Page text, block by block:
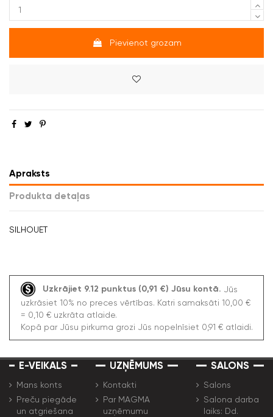
Pievienot grozam
Apraksts
Produkta detaļas
SILHOUET
Uzkrājiet 9.12 punktus (0,91 €) Jūsu kontā. Jūs
uzkrāsiet 10% no preces vērtības. Katri samaksāti 10,00 €
= 0,10 € uzkrāta atlaide.
Kopā par Jūsu pirkuma grozi Jūs nopelnīsiet 0,91 € atlaidi.
E-VEIKALS
Mans konts
Preču piegāde
un atgriešana
UZŅĒMUMS
Kontakti
Par MAGMA
uzņēmumu
SALONS
Salons
Salona darba
laiks: Dd.